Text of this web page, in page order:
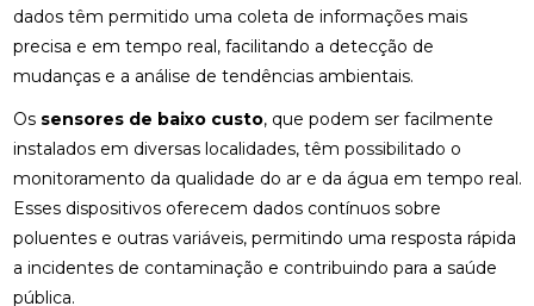
dados têm permitido uma coleta de informações mais
precisa e em tempo real, facilitando a detecção de
mudanças e a análise de tendências ambientais.
Os sensores de baixo custo, que podem ser facilmente
instalados em diversas localidades, têm possibilitado o
monitoramento da qualidade do ar e da água em tempo real.
Esses dispositivos oferecem dados contínuos sobre
poluentes e outras variáveis, permitindo uma resposta rápida
a incidentes de contaminação e contribuindo para a saúde
pública.